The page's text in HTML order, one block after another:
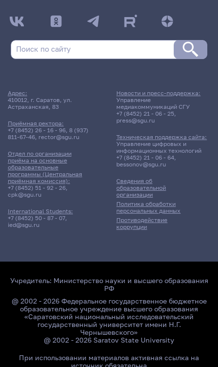
ДАТА ПОСЛЕДНЕГО ОБНОВЛЕНИЯ:
НЕ ОБНОВЛЯЛОСЬ
Дифференцированный зачет
Численные методы и
моделирование в
прикладной математике
411гр., Мех-мат
9 корпус, 110 комната
25 мая 2026 г. 10:00
Дифференцированный зачет
Методы возмущений в
прикладной математике
Д/о
3 корпус, 64 комната
Адрес:
410012, г. Саратов, ул.
Астраханская, 83
Приёмная ректора:
+7 (8452) 26 - 16 - 96, 8 (937)
811-67-46, rector@sgu.ru
Отдел по организации
приёма на основные
образовательные
программы (Центральная
приёмная комиссия):
+7 (8452) 51 - 92 - 26,
cpk@sgu.ru
International Students:
+7 (8452) 50 - 87 - 07,
ied@sgu.ru
Сведения об
образовательной
организации
Политика обработки
персональных данных
Противодействие
коррупции
Новости и пресс-поддержка:
Управление
медиакоммуникаций СГУ
+7 (8452) 21 - 06 - 25,
press@sgu.ru
Техническая поддержка сайта:
Управление цифровых и
информационных технологий
+7 (8452) 21 - 06 - 64,
bessonov@sgu.ru
Учредитель: Министерство науки и высшего образования
РФ
@ 2002 - 2026 Федеральное государственное бюджетное
образовательное учреждение высшего образования
«Саратовский национальный исследовательский
государственный университет имени Н.Г.
Чернышевского»
@ 2002 - 2026 Saratov State University
При использовании материалов активная ссылка на
источник обязательна